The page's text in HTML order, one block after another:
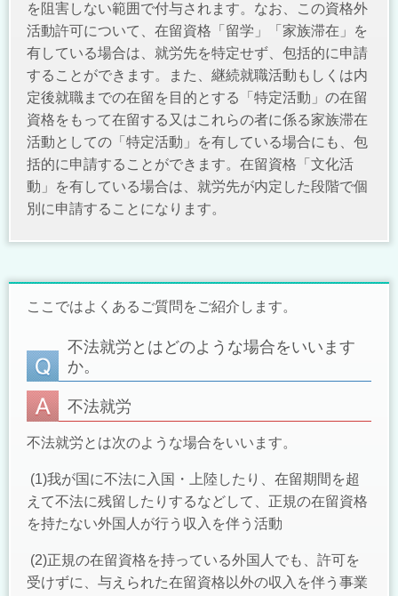
を阻害しない範囲で付与されます。なお、この資格外
活動許可について、在留資格「留学」「家族滞在」を
有している場合は、就労先を特定せず、包括的に申請
することができます。また、継続就職活動もしくは内
定後就職までの在留を目的とする「特定活動」の在留
資格をもって在留する又はこれらの者に係る家族滞在
活動としての「特定活動」を有している場合にも、包
括的に申請することができます。在留資格「文化活
動」を有している場合は、就労先が内定した段階で個
別に申請することになります。
ここではよくあるご質問をご紹介します。
不法就労とはどのような場合をいいます
か。
不法就労
不法就労とは次のような場合をいいます。
(1)我が国に不法に入国・上陸したり、在留期間を超
えて不法に残留したりするなどして、正規の在留資格
を持たない外国人が行う収入を伴う活動
(2)正規の在留資格を持っている外国人でも、許可を
受けずに、与えられた在留資格以外の収入を伴う事業